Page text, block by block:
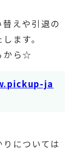
えや引退の
ます。
から☆
ja
については